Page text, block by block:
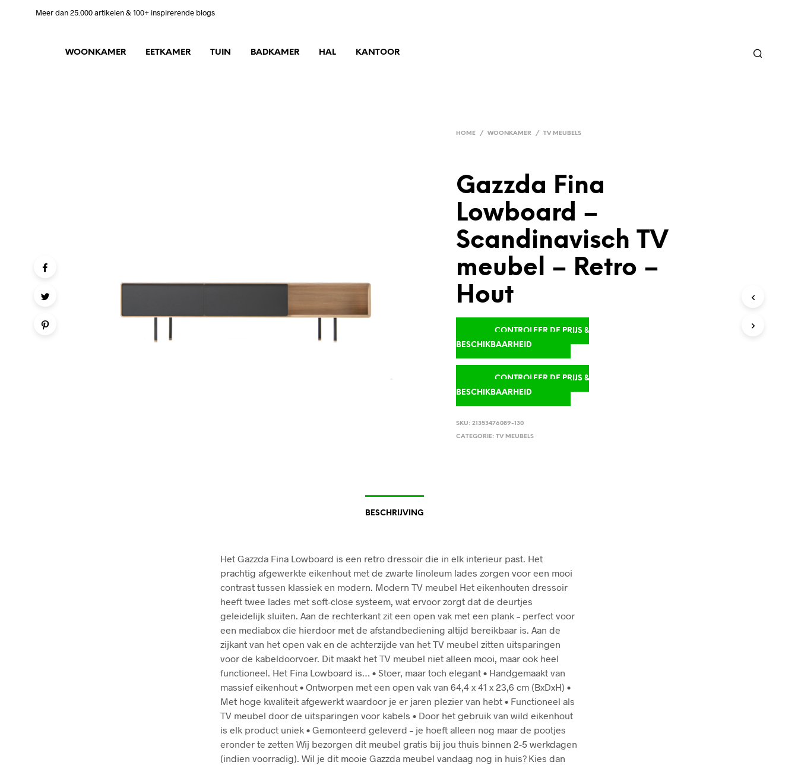
Meer dan 25.000 artikelen & 100+ inspirerende blogs
WOONKAMER EETKAMER TUIN BADKAMER HAL KANTOOR
HOME / WOONKAMER / TV MEUBELS
Gazzda Fina
Lowboard –
Scandinavisch TV
meubel – Retro –
Hout
CONTROLEER DE PRIJS &
BESCHIKBAARHEID
CONTROLEER DE PRIJS &
BESCHIKBAARHEID
SKU:21353476089-130
CATEGORIE:TV MEUBELS
BESCHRIJVING
Het Gazzda Fina Lowboard is een retro dressoir die in elk interieur past. Het
prachtig afgewerkte eikenhout met de zwarte linoleum lades zorgen voor een mooi
contrast tussen klassiek en modern. Modern TV meubel Het eikenhouten dressoir
heeft twee lades met soft-close systeem, wat ervoor zorgt dat de deurtjes
geleidelijk sluiten. Aan de rechterkant zit een open vak met een plank – perfect voor
een mediabox die hierdoor met de afstandbediening altijd bereikbaar is. Aan de
zijkant van het open vak en de achterzijde van het TV meubel zitten uitsparingen
voor de kabeldoorvoer. Dit maakt het TV meubel niet alleen mooi, maar ook heel
functioneel. Het Fina Lowboard is… • Stoer, maar toch elegant • Handgemaakt van
massief eikenhout • Ontworpen met een open vak van 64,4 x 41 x 23,6 cm (BxDxH) •
Met hoge kwaliteit afgewerkt waardoor je er jaren plezier van hebt • Functioneel als
TV meubel door de uitsparingen voor kabels • Door het gebruik van wild eikenhout
is elk product uniek • Gemonteerd geleverd – je hoeft alleen nog maar de pootjes
eronder te zetten Wij bezorgen dit meubel gratis bij jou thuis binnen 2-5 werkdagen
(indien voorradig). Wil je dit mooie Gazzda meubel vandaag nog in huis? Kies dan